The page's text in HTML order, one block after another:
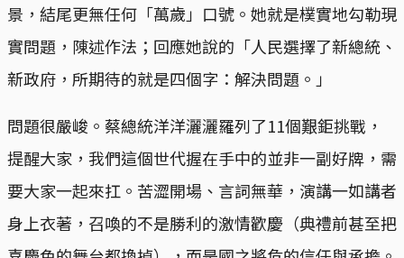
景，結尾更無任何「萬歲」口號。她就是樸實地勾勒現
實問題，陳述作法；回應她說的「人民選擇了新總統、
新政府，所期待的就是四個字：解決問題。」
問題很嚴峻。蔡總統洋洋灑灑羅列了11個艱鉅挑戰，
提醒大家，我們這個世代握在手中的並非一副好牌，需
要大家一起來扛。苦澀開場、言詞無華，演講一如講者
身上衣著，召喚的不是勝利的激情歡慶（典禮前甚至把